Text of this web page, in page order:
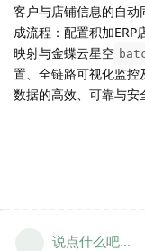
客户与店铺信息的自动
成流程：配置积加
映射与金蝶云星空
置、全链路可视化监控
数据的高效、可靠与安
说点什么吧...